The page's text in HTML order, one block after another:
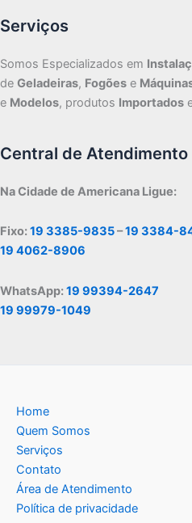
Serviços
Somos Especializados em
de Geladeiras, Fogões e
e Modelos, produtos Importados
Central de Atendimento
Na Cidade de Americana Ligue:
Fixo:19 3385-9835–19 3384-
19 4062-8906
WhatsApp:19 99394-2647
19 99979-1049
Home
Quem Somos
Serviços
Contato
Área de Atendimento
Política de privacidade